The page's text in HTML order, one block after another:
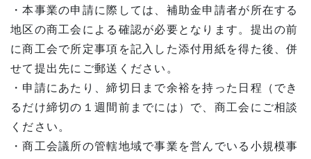
・本事業の申請に際しては、補助金申請者が所在する
地区の商工会による確認が必要となります。提出の前
に商工会で所定事項を記入した添付用紙を得た後、併
せて提出先にご郵送ください。
・申請にあたり、締切日まで余裕を持った日程（でき
るだけ締切の１週間前までには）で、商工会にご相談
ください。
・商工会議所の管轄地域で事業を営んでいる小規模事